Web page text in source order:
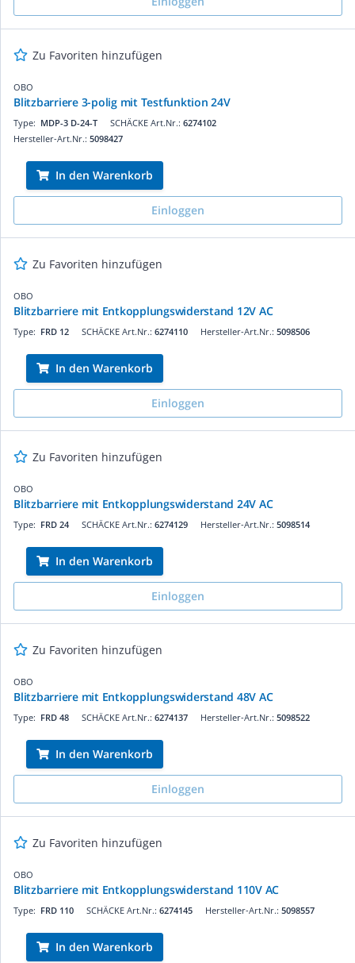
Zu Favoriten hinzufügen
OBO
Blitzbarriere 3-polig mit Testfunktion 24V
SCHÄCKE Art.Nr.: 6274102
Type: MDP-3 D-24-T
Hersteller-Art.Nr.: 5098427
In den Warenkorb
Einloggen
Zu Favoriten hinzufügen
OBO
Blitzbarriere mit Entkopplungswiderstand 12V AC
SCHÄCKE Art.Nr.: 6274110
Type: FRD 12 Hersteller-Art.Nr.: 5098506
In den Warenkorb
Einloggen
Zu Favoriten hinzufügen
OBO
Blitzbarriere mit Entkopplungswiderstand 24V AC
SCHÄCKE Art.Nr.: 6274129
Type: FRD 24 Hersteller-Art.Nr.: 5098514
In den Warenkorb
Einloggen
Zu Favoriten hinzufügen
OBO
Blitzbarriere mit Entkopplungswiderstand 48V AC
SCHÄCKE Art.Nr.: 6274137
Type: FRD 48 Hersteller-Art.Nr.: 5098522
In den Warenkorb
Einloggen
Zu Favoriten hinzufügen
OBO
Blitzbarriere mit Entkopplungswiderstand 110V AC
SCHÄCKE Art.Nr.: 6274145
Type: FRD 110 Hersteller-Art.Nr.: 5098557
In den Warenkorb